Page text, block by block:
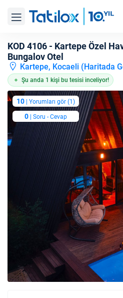
KOD 4106 - Kartepe Özel
Bungalov Otel
Kartepe, Kocaeli (Haritada
Şu anda 1 kişi bu tesisi inceliyor!
10 | Yorumları gör (1)
0 | Soru - Cevap